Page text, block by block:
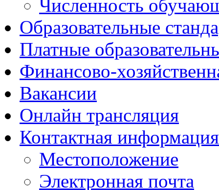
Численность
Образовательные
Платные
Финансово-
Вакансии
Онлайн трансляция
Контактная информация
Местоположение
Электронная почта